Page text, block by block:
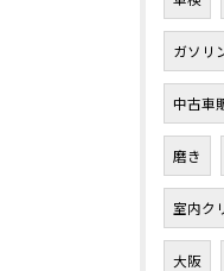
ガソリ
中古車
磨き
室内ク
大阪